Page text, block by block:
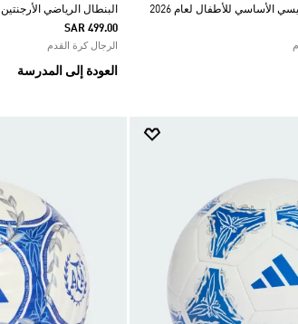
الأساسي للأطفال لعام 2026
البنطال الرياضي الأرجنتين ARGENTINA EQT
SAR 499.00
الرجال كرة القدم
العودة إلى المدرسة